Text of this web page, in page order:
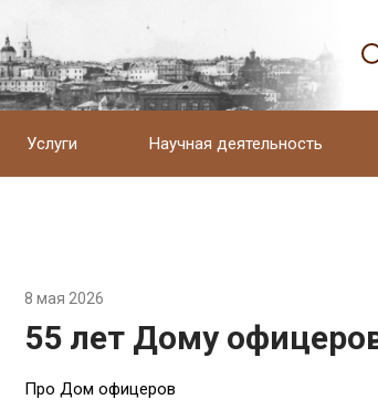
Услуги Научная деятельность
8 мая 2026
55 лет Дому
Про Дом офицеров